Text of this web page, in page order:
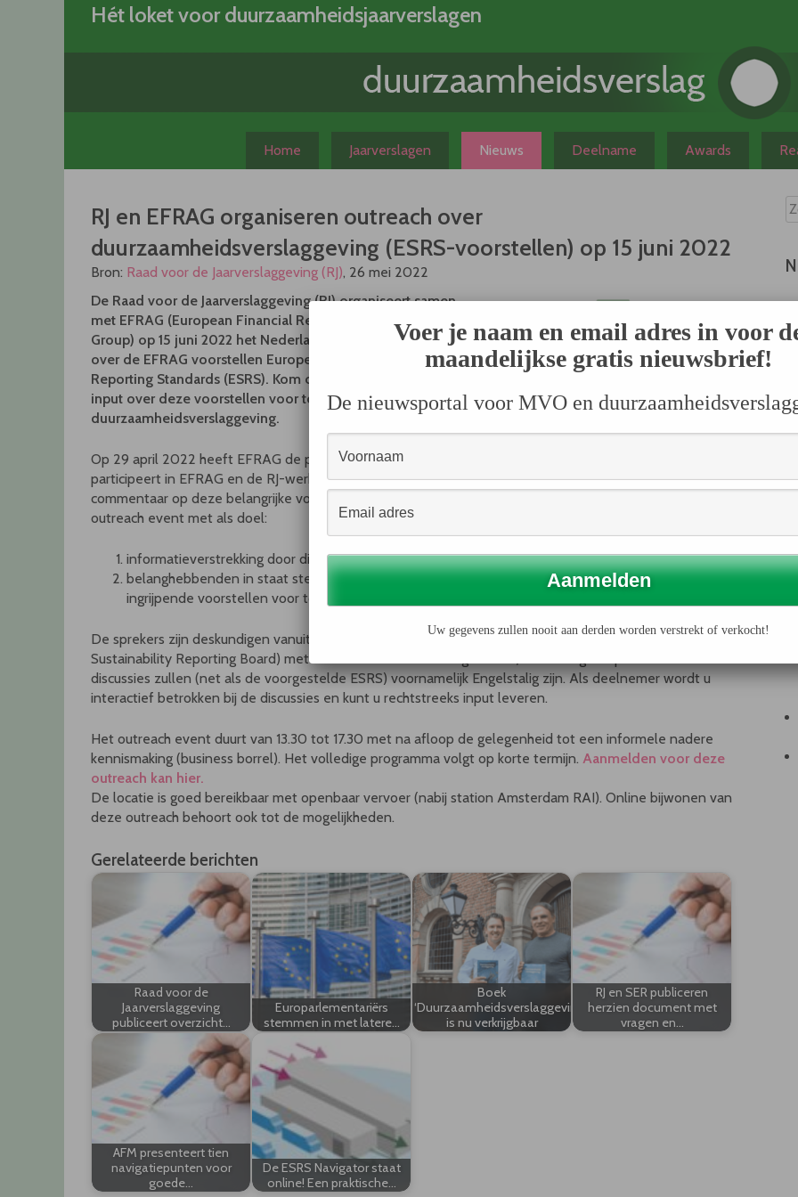
Hét loket voor duurzaamheidsjaarverslagen
Home Jaarverslagen Nieuws Deelname Awards
RJ en EFRAG organiseren outreach over
duurzaamheidsverslaggeving (ESRS-voorstellen) op 15 juni 2022
Bron: Raad voor de Jaarverslaggeving (RJ), 26 mei 2022
De Raad voor de Jaarverslaggeving (RJ) organiseert samen
met EFRAG (European Financial Reporting Advisory
Group) op 15 juni 2022 het Nederlandse outreach event
over de EFRAG voorstellen European Sustainability
Reporting Standards (ESRS). Kom ook, praat mee en geef
input over deze voorstellen voor toekomstig verplichte
duurzaamheidsverslaggeving.
Op 29 april 2022 heeft EFRAG de publieke consultatie gestart over deze voorgestelde ESRS. De RJ
participeert in EFRAG en de RJ-werkgroep duurzaamheidsverslaggeving ontwikkelt momenteel het RJ-
commentaar op deze belangrijke voorstellen. In dit kader organiseren de RJ en EFRAG dit Nederlandse
outreach event met als doel:
informatieverstrekking door diverse nauw betrokken experts over deze voorgestelde ESRS, en
belanghebbenden in staat stellen directe reacties te geven aan zowel de RJ als EFRAG over deze
ingrijpende voorstellen voor toekomstig verplichte duurzaamheidsverslaggeving.
De sprekers zijn deskundigen vanuit zowel de RJ (-werkgroep duurzaamheidsverslaggeving) als EFRAG (-
Sustainability Reporting Board) met een Nederlandse achtergrond en/of ervaring. De presentaties en
discussies zullen (net als de voorgestelde ESRS) voornamelijk Engelstalig zijn. Als deelnemer wordt u
interactief betrokken bij de discussies en kunt u rechtstreeks input leveren.
Het outreach event duurt van 13.30 tot 17.30 met na afloop de gelegenheid tot een informele nadere
kennismaking (business borrel). Het volledige programma volgt op korte termijn. Aanmelden voor deze
outreach kan hier.
De locatie is goed bereikbaar met openbaar vervoer (nabij station Amsterdam RAI). Online bijwonen van
deze outreach behoort ook tot de mogelijkheden.
Gerelateerde berichten
Raad voor de
Jaarverslaggeving
publiceert overzicht…
Europarlementariërs
stemmen in met latere…
Boek
‘Duurzaamheidsverslaggeving’
is nu verkrijgbaar
RJ en SER publiceren
herzien document met
vragen en…
AFM presenteert tien
navigatiepunten voor
goede…
De ESRS Navigator staat
online! Een praktische…
Voer je naam en email adres in voor
maandelijkse gratis nieuwsbrief!
De nieuwsportal voor MVO en
Uw gegevens zullen nooit aan derden worden verstrekt of verkocht!